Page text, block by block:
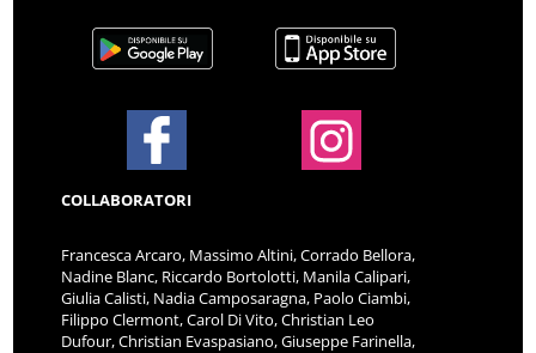
COLLABORATORI
Francesca Arcaro, Massimo Altini, Corrado Bellora,
Nadine Blanc, Riccardo Bortolotti, Manila Calipari,
Giulia Calisti, Nadia Camposaragna, Paolo Ciambi,
Filippo Clermont, Carol Di Vito, Christian Leo
Dufour, Christian Evaspasiano, Giuseppe Farinella,